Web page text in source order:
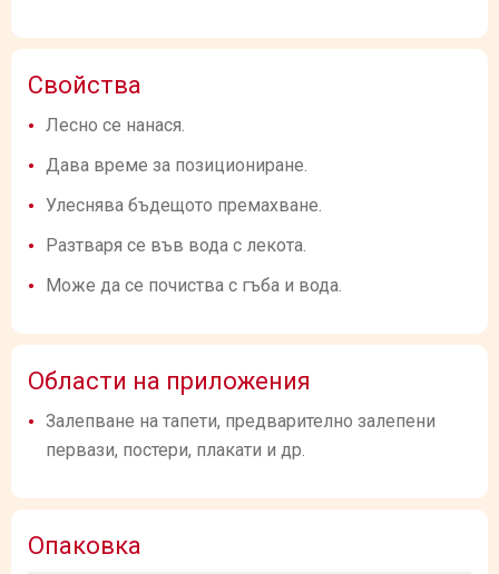
Свойства
Лесно се нанася.
Дава време за позициониране.
Улеснява бъдещото премахване.
Разтваря се във вода с лекота.
Може да се почиства с гъба и вода.
Области на приложения
Залепване на тапети, предварително залепени
первази, постери, плакати и др.
Опаковка